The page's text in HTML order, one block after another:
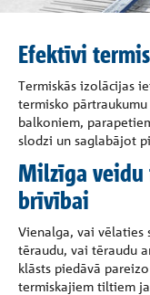
Efektīvi
Termiskās izolācijas
termisko
balkoniem,
slodzi un saglabājot
Milzīga
brīvībai
Vienalga, vai vēlaties
tēraudu, vai tēraudu
klāsts piedāvā
termiskajiem tiltiem